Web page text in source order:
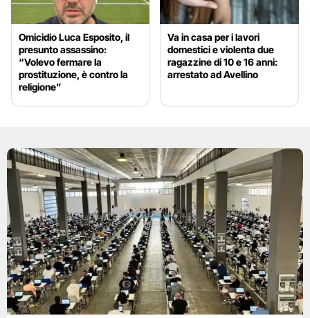
Omicidio Luca Esposito, il
presunto assassino:
“Volevo fermare la
prostituzione, è contro la
religione”
Va in casa per i lavori
domestici e violenta due
ragazzine di 10 e 16 anni:
arrestato ad Avellino